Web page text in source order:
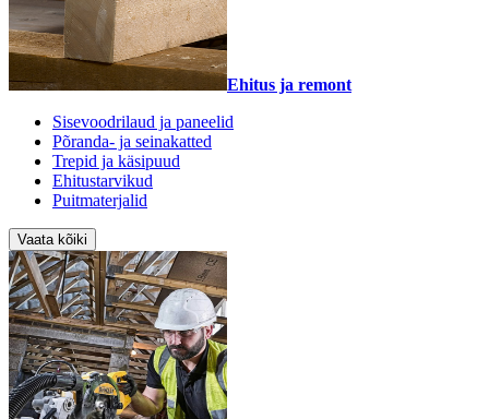
Ehitus ja remont
Sisevoodrilaud ja paneelid
Põranda- ja seinakatted
Trepid ja käsipuud
Ehitustarvikud
Puitmaterjalid
Vaata kõiki